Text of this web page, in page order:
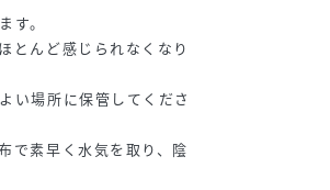
す。
とんど感じられなくなり
い場所に保管してくださ
で素早く水気を取り、陰